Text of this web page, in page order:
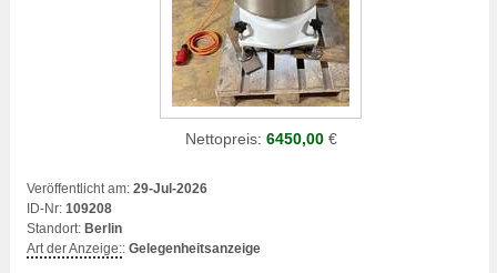
Nettopreis: 6450,00€
Veröffentlicht am: 29-Jul-2026
ID-Nr: 109208
Standort: Berlin
Art der Anzeige:: Gelegenheitsanzeige